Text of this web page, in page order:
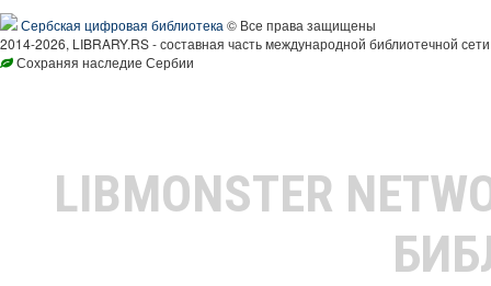
Сербская цифровая библиотека © Все права защищены
2014-2026, LIBRARY.RS - составная часть международной библиотечной
Сохраняя наследие Сербии
LIBMONSTER